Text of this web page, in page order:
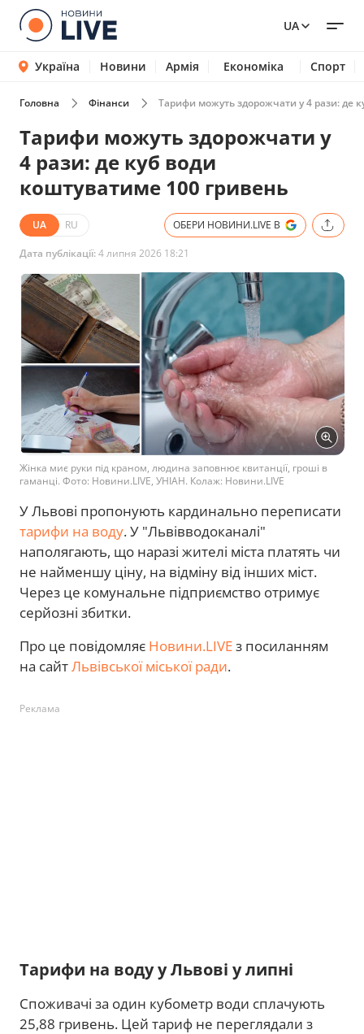
UA
Україна Новини Армія Економіка Спорт
Головна Фінанси Тарифи можуть здорожчати у 4 рази: де
Тарифи можуть здорожчати у
4 рази: де куб води
коштуватиме 100 гривень
UA RU ОБЕРИ НОВИНИ.LIVE В
Дата публікації:4 липня 2026 18:21
Жінка миє руки під краном, людина заповнює квитанції, гроші в
гаманці. Фото: Новини.LIVE, УНІАН. Колаж: Новини.LIVE
У Львові пропонують кардинально переписати
тарифи на воду. У "Львівводоканалі"
наполягають, що наразі жителі міста платять чи
не найменшу ціну, на відміну від інших міст.
Через це комунальне підприємство отримує
серйозні збитки.
Про це повідомляє Новини.LIVEз посиланням
на сайтЛьвівської міської ради.
Реклама
Тарифи на воду у Львові у липні
Споживачі за один кубометр води сплачують
25,88 гривень. Цей тариф не переглядали з